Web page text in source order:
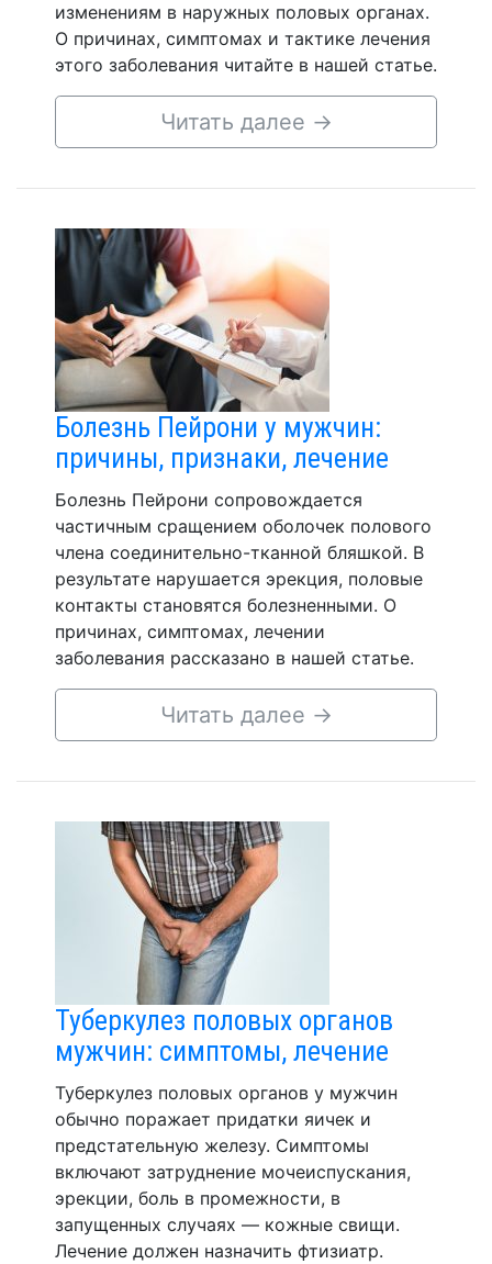
изменениям в наружных половых органах.
О причинах, симптомах и тактике лечения
этого заболевания читайте в нашей статье.
Читать далее →
Болезнь Пейрони у мужчин:
причины, признаки, лечение
Болезнь Пейрони сопровождается
частичным сращением оболочек полового
члена соединительно-тканной бляшкой. В
результате нарушается эрекция, половые
контакты становятся болезненными. О
причинах, симптомах, лечении
заболевания рассказано в нашей статье.
Читать далее →
Туберкулез половых органов
мужчин: симптомы, лечение
Туберкулез половых органов у мужчин
обычно поражает придатки яичек и
предстательную железу. Симптомы
включают затруднение мочеиспускания,
эрекции, боль в промежности, в
запущенных случаях — кожные свищи.
Лечение должен назначить фтизиатр.